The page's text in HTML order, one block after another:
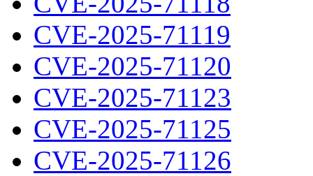
CVE-2025-71119
CVE-2025-71120
CVE-2025-71123
CVE-2025-71125
CVE-2025-71126